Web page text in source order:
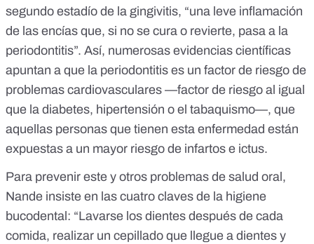
segundo estadío de la gingivitis, “una leve inflamación
de las encías que, si no se cura o revierte, pasa a la
periodontitis”. Así, numerosas evidencias científicas
apuntan a que la periodontitis es un factor de riesgo de
problemas cardiovasculares —factor de riesgo al igual
que la diabetes, hipertensión o el tabaquismo—, que
aquellas personas que tienen esta enfermedad están
expuestas a un mayor riesgo de infartos e ictus.
Para prevenir este y otros problemas de salud oral,
Nande insiste en las cuatro claves de la higiene
bucodental: “Lavarse los dientes después de cada
comida, realizar un cepillado que llegue a dientes y